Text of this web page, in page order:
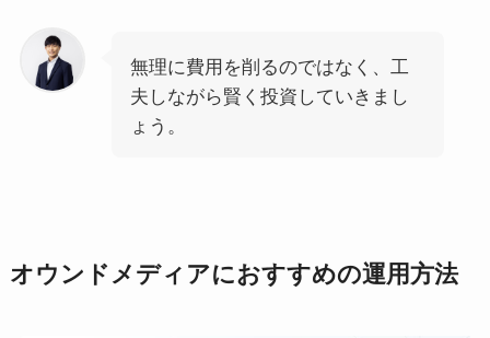
無理に費用を削るのではなく、工
夫しながら賢く投資していきまし
ょう。
オウンドメディアにおすすめの運用方法